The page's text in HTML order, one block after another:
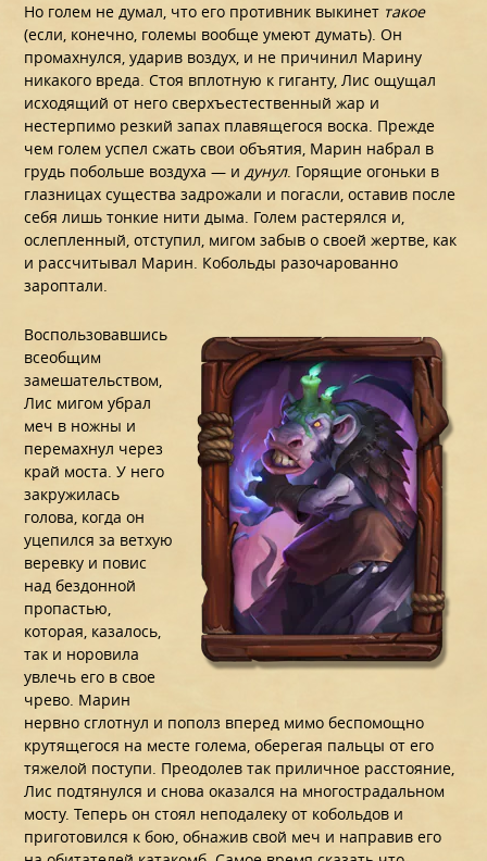
Но голем не думал, что его противник выкинет такое
(если, конечно, големы вообще умеют думать). Он
промахнулся, ударив воздух, и не причинил Марину
никакого вреда. Стоя вплотную к гиганту, Лис ощущал
исходящий от него сверхъестественный жар и
нестерпимо резкий запах плавящегося воска. Прежде
чем голем успел сжать свои объятия, Марин набрал в
грудь побольше воздуха — идунул. Горящие огоньки в
глазницах существа задрожали и погасли, оставив после
себя лишь тонкие нити дыма. Голем растерялся и,
ослепленный, отступил, мигом забыв о своей жертве, как
и рассчитывал Марин. Кобольды разочарованно
зароптали.
Воспользовавшись
всеобщим
замешательством,
Лис мигом убрал
меч в ножны и
перемахнул через
край моста. У него
закружилась
голова, когда он
уцепился за ветхую
веревку и повис
над бездонной
пропастью,
которая, казалось,
так и норовила
увлечь его в свое
чрево. Марин
нервно сглотнул и пополз вперед мимо беспомощно
крутящегося на месте голема, оберегая пальцы от его
тяжелой поступи. Преодолев так приличное расстояние,
Лис подтянулся и снова оказался на многострадальном
мосту. Теперь он стоял неподалеку от кобольдов и
приготовился к бою, обнажив свой меч и направив его